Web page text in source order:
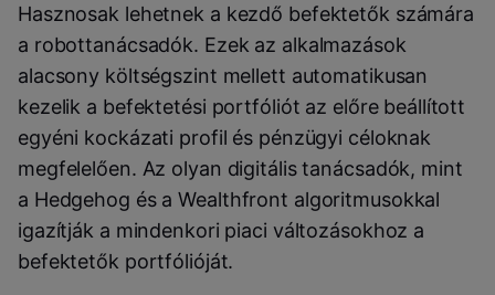
Hasznosak lehetnek a kezdő befektetők számára
a robottanácsadók. Ezek az alkalmazások
alacsony költségszint mellett automatikusan
kezelik a befektetési portfóliót az előre beállított
egyéni kockázati profil és pénzügyi céloknak
megfelelően. Az olyan digitális tanácsadók, mint
a Hedgehog és a Wealthfront algoritmusokkal
igazítják a mindenkori piaci változásokhoz a
befektetők portfólióját.